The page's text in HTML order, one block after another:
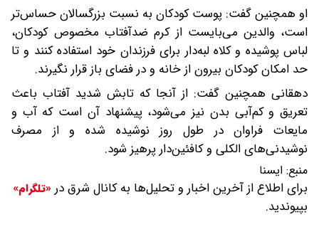
او همچنین گفت: پوست کودکان به نسبت بزرگسالان حساس‌تر
است، والدین می‌بایست از کرم ضدآفتاب مخصوص کودکان،
لباس پوشیده و کلاه لبه‌دار برای فرزندان خود استفاده کنند و تا
حد امکان کودکان بیرون از خانه و در فضای باز قرار نگیرند.
دهقانی همچنین گفت: از آنجا که تابش شدید آفتاب باعث
تعریق و کم‌آبی بدن نیز می‌شود، پیشنهاد آن است که آب و
مایعات فراوان در طول روز نوشیده شده و از مصرف
نوشیدنی‌های الکلی و کافئین‌دار پرهیز شود.
منبع: ايسنا
برای اطلاع از آخرین اخبار و تحلیل‌ها به کانال شرق در «تلگرام»
بپیوندید.